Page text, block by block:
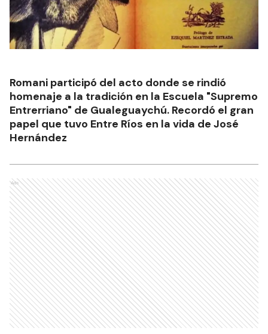
Romani participó del acto donde se rindió
homenaje a la tradición en la Escuela "Supremo
Entrerriano" de Gualeguaychú. Recordó el gran
papel que tuvo Entre Ríos en la vida de José
Hernández
Ads